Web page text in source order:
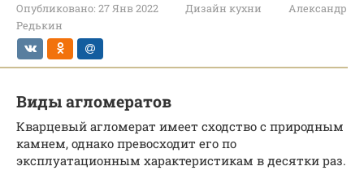
Опубликовано: 27 Янв 2022 Дизайн кухни
Александр
Редькин
Виды агломератов
Кварцевый агломерат имеет сходство с природным
камнем, однако превосходит его по
эксплуатационным характеристикам в десятки раз.